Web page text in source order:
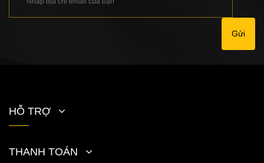
Gửi
HỖ TRỢ
THANH TOÁN